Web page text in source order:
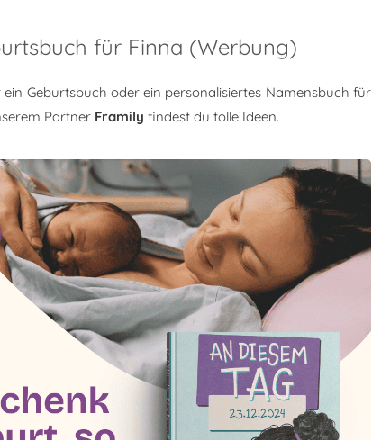
für Finna (Werbung)
Geburtsbuch oder ein personalisiertes Namensbuch für
Partner Framily findest du tolle Ideen.